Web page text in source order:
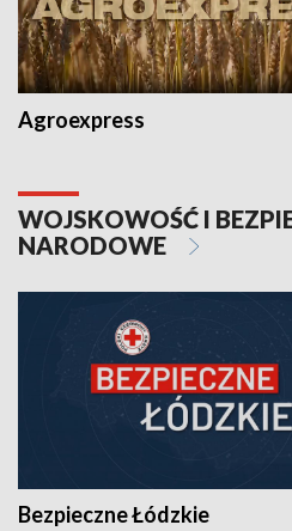
Agroexpress
WOJSKOWOŚĆ I
NARODOWE
Bezpieczne Łódzkie